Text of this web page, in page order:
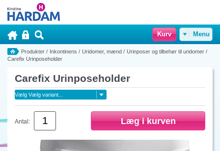
Kurv Menu
Produkter / Inkontinens / Uridomer, mænd / Urinposer og tilbehør til uridomer /
Carefix Urinposeholder
Carefix Urinposeholder
Antal: